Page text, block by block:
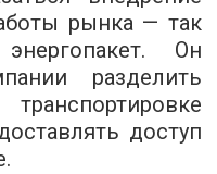
рынка — так
Он
разделить
доступ